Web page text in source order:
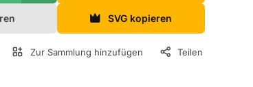
SVG kopieren
Zur Sammlung hinzufügen Teilen